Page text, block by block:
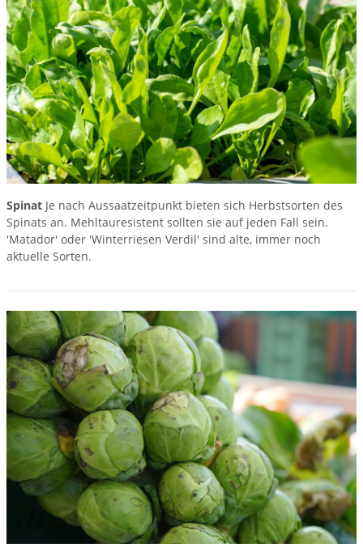
Spinat Je nach Aussaatzeitpunkt bieten sich Herbstsorten des
Spinats an. Mehltauresistent sollten sie auf jeden Fall sein.
'Matador' oder 'Winterriesen Verdil' sind alte, immer noch
aktuelle Sorten.